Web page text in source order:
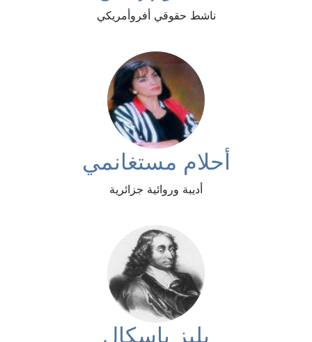
ناشط حقوقي أفروأمريكي
أحلام مستغانمي
أديبة وروائية جزائرية
بليز باسكال